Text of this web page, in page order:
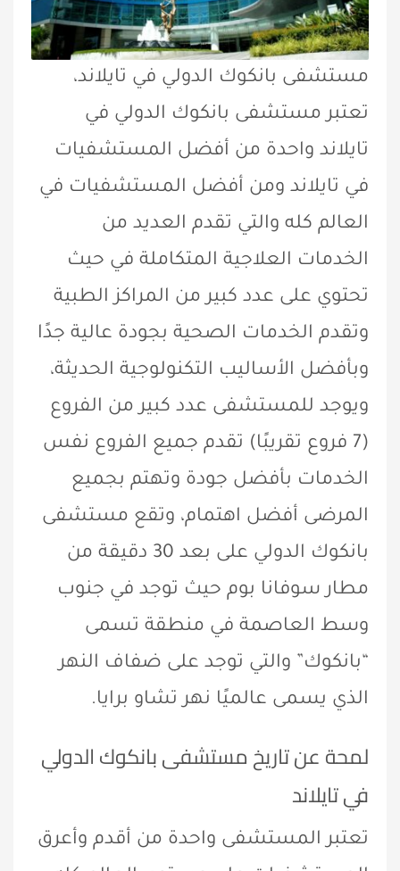
مستشفى بانكوك الدولي في تايلاند،
تعتبر مستشفى بانكوك الدولي في
تايلاند واحدة من أفضل المستشفيات
في تايلاند ومن أفضل المستشفيات في
العالم كله والتي تقدم العديد من
الخدمات العلاجية المتكاملة في حيث
تحتوي على عدد كبير من المراكز الطبية
وتقدم الخدمات الصحية بجودة عالية جدًا
وبأفضل الأساليب التكنولوجية الحديثة،
ويوجد للمستشفى عدد كبير من الفروع
(7 فروع تقريبًا) تقدم جميع الفروع نفس
الخدمات بأفضل جودة وتهتم بجميع
المرضى أفضل اهتمام، وتقع مستشفى
بانكوك الدولي على بعد 30 دقيقة من
مطار سوفانا بوم حيث توجد في جنوب
وسط العاصمة في منطقة تسمى
“بانكوك” والتي توجد على ضفاف النهر
الذي يسمى عالميًا نهر تشاو برايا.
لمحة عن تاريخ مستشفى بانكوك الدولي
في تايلاند
تعتبر المستشفى واحدة من أقدم وأعرق